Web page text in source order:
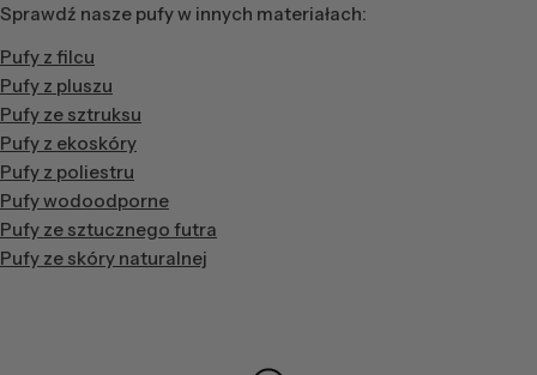
Sprawdź nasze pufy w innych materiałach:
Pufy z filcu
Pufy z pluszu
Pufy ze sztruksu
Pufy z ekoskóry
Pufy z poliestru
Pufy wodoodporne
Pufy ze sztucznego futra
Pufy ze skóry naturalnej